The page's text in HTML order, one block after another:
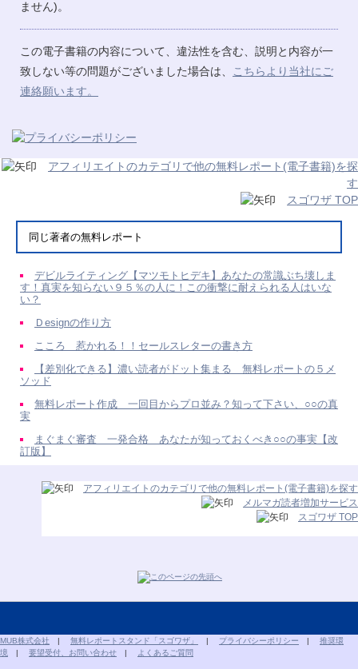
ません)。
この電子書籍の内容について、違法性を含む、説明と内容が一
致しない等の問題がございました場合は、
こちらより当社にご
連絡願います。
アフィリエイトのカテゴリで他の無料レポート(電子書籍)を探
す
スゴワザ TOP
同じ著者の無料レポート
デビルライティング【マツモトヒデキ】あなたの常識ぶち壊しま
す！真実を知らない９５％の人に！この衝撃に耐えられる人はいな
い？
Ｄesignの作り方
こころ 惹かれる！！セールスレターの書き方
【差別化できる】濃い読者がドット集まる 無料レポートの５メ
ソッド
無料レポート作成 一回目からプロ並み？知って下さい、○○の真
実
まぐまぐ審査 一発合格 あなたが知っておくべき○○の事実【改
訂版】
アフィリエイトのカテゴリで他の無料レポート(電子書籍)を探す
メルマガ読者増加サービス
スゴワザ TOP
MUB株式会社 | 無料レポートスタンド「スゴワザ」 | プライバシーポリシー | 推奨環
境 | 要望受付、お問い合わせ | よくあるご質問